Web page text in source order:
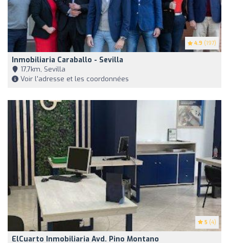
4.9 (197)
Inmobiliaria Caraballo - Sevilla
17,7km, Sevilla
Voir l'adresse et les coordonnées
5 (4)
ElCuarto Inmobiliaria Avd. Pino Montano